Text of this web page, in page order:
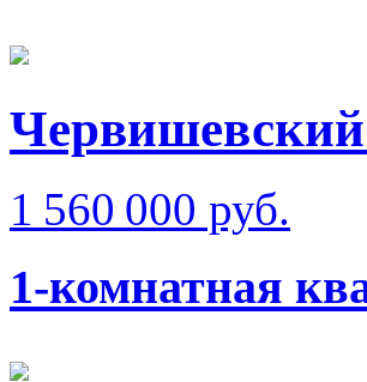
Червишевский
1 560 000 руб.
1-комнатная